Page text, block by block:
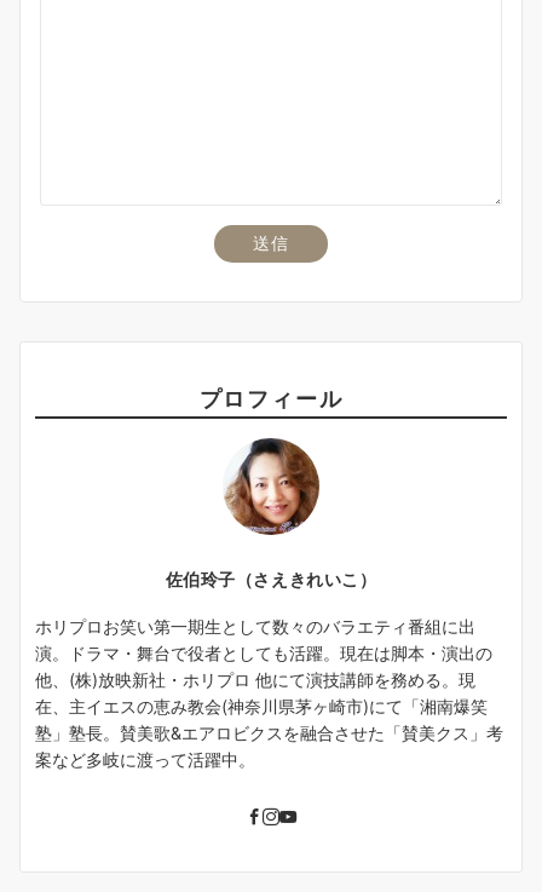
プロフィール
佐伯玲子（さえきれいこ）
ホリプロお笑い第一期生として数々のバラエティ番組に出
演。ドラマ・舞台で役者としても活躍。現在は脚本・演出の
他、(株)放映新社・ホリプロ 他にて演技講師を務める。現
在、主イエスの恵み教会(神奈川県茅ヶ崎市)にて「湘南爆笑
塾」塾長。賛美歌&エアロビクスを融合させた「賛美クス」考
案など多岐に渡って活躍中。